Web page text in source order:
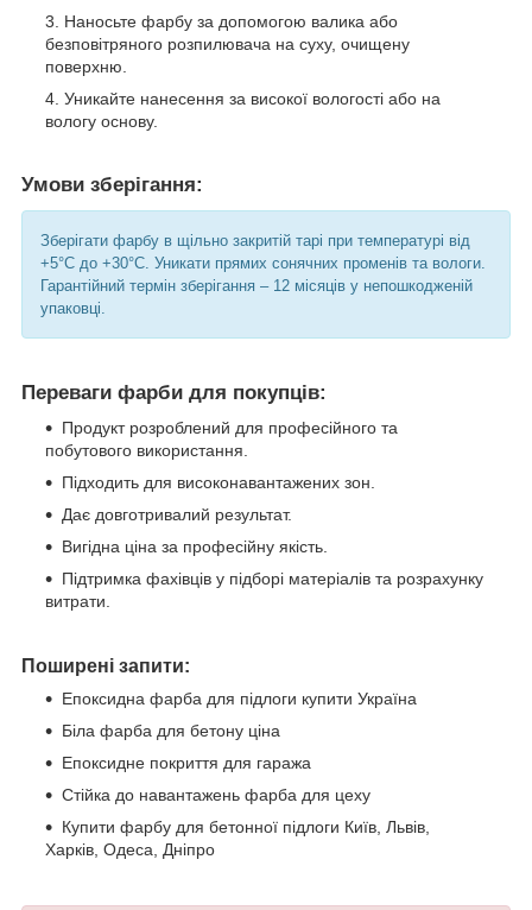
Наносьте фарбу за допомогою валика або
безповітряного розпилювача на суху, очищену
поверхню.
Уникайте нанесення за високої вологості або на
вологу основу.
Умови зберігання:
Зберігати фарбу в щільно закритій тарі при температурі від
+5°C до +30°C. Уникати прямих сонячних променів та вологи.
Гарантійний термін зберігання – 12 місяців у непошкодженій
упаковці.
Переваги фарби для покупців:
Продукт розроблений для професійного та
побутового використання.
Підходить для високонавантажених зон.
Дає довготривалий результат.
Вигідна ціна за професійну якість.
Підтримка фахівців у підборі матеріалів та розрахунку
витрати.
Поширені запити:
Епоксидна фарба для підлоги купити Україна
Біла фарба для бетону ціна
Епоксидне покриття для гаража
Стійка до навантажень фарба для цеху
Купити фарбу для бетонної підлоги Київ, Львів,
Харків, Одеса, Дніпро